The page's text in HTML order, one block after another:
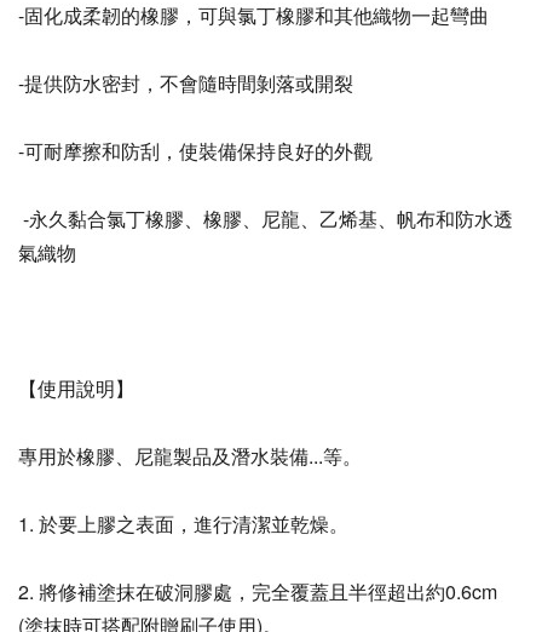
NT$ 1,080
-固化成柔韌的橡膠，可與氯丁橡膠和其他織物一起彎曲
-提供防水密封，不會隨時間剝落或開裂
-可耐摩擦和防刮，使裝備保持良好的外觀
-永久黏合氯丁橡膠、橡膠、尼龍、乙烯基、帆布和防水透
氣織物
【使用說明】
專用於橡膠、尼龍製品及潛水裝備...等。
1. 於要上膠之表面，進行清潔並乾燥。
2. 將修補塗抹在破洞膠處，完全覆蓋且半徑超出約0.6cm
(塗抹時可搭配附贈刷子使用)。